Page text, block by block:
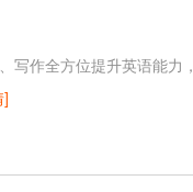
写作全方位提升英语能力，
]